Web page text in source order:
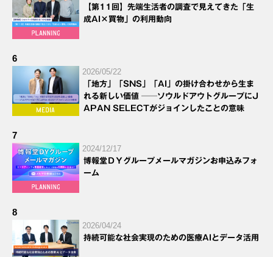
【第11回】先端生活者の調査で見えてきた「生
成AI×買物」の利用動向
6
2026/05/22
「地方」「SNS」「AI」の掛け合わせから生ま
れる新しい価値 ──ソウルドアウトグループにJ
APAN SELECTがジョインしたことの意味
7
2024/12/17
博報堂ＤＹグループメールマガジンお申込みフォ
ーム
8
2026/04/24
持続可能な社会実現のための医療AIとデータ活用